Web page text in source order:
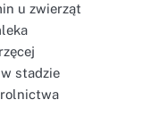
u zwierząt
stadzie
rolnictwa